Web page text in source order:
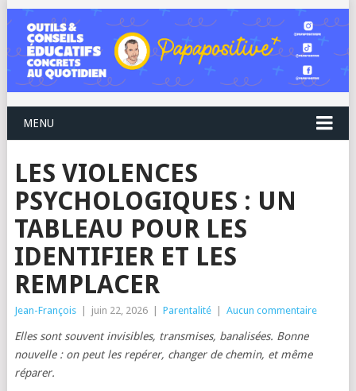
MENU
LES VIOLENCES
PSYCHOLOGIQUES : UN
TABLEAU POUR LES
IDENTIFIER ET LES
REMPLACER
Jean-François juin 22, 2026 Parentalité Aucun commentaire
Elles sont souvent invisibles, transmises, banalisées. Bonne
nouvelle : on peut les repérer, changer de chemin, et même
réparer.